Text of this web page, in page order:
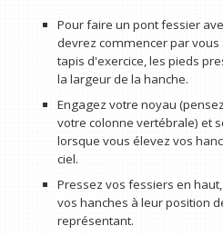
Pour faire un pont fessier
devrez commencer par
tapis d'exercice, les pieds
la largeur de la hanche.
Engagez votre noyau
votre colonne vertébrale) et
lorsque vous élevez vos
ciel.
Pressez vos fessiers en
vos hanches à leur position
représentant.